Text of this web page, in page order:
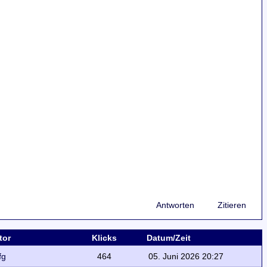
Antworten Zitieren
Klicks Datum/Zeit
464 05. Juni 2026 20:27